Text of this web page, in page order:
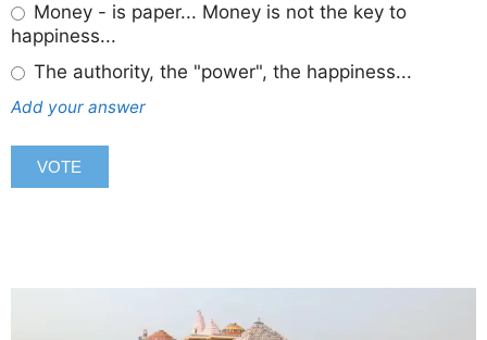
Money - is paper... Money is not the key to
happiness...
The authority, the "power", the happiness...
Add your answer